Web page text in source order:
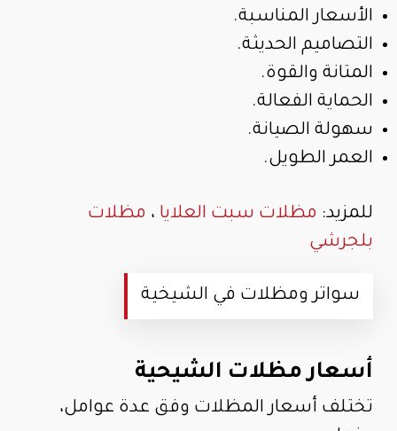
الأسعار المناسبة.
التصاميم الحديثة.
المتانة والقوة.
الحماية الفعالة.
سهولة الصيانة.
العمر الطويل.
للمزيد: مظلات سبت العلايا ، مظلات
بلجرشي
سواتر ومظلات في الشيخية
أسعار مظلات الشيحية
تختلف أسعار المظلات وفق عدة عوامل،